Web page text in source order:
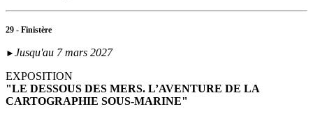
29 - Finistère
► Jusqu'au 7 mars 2027
EXPOSITION
"LE DESSOUS DES MERS. L’AVENTURE DE LA
CARTOGRAPHIE SOUS-MARINE"